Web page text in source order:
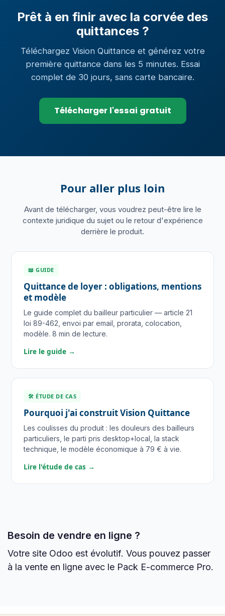
Prêt à en finir avec la corvée des
quittances ?
Téléchargez Vision Quittance et générez votre
première quittance dans les 5 minutes. Essai
complet de 30 jours, sans carte bancaire.
Télécharger l'essai gratuit
Pour aller plus loin
Avant de télécharger, vous voudrez peut-être lire le
contexte juridique du sujet ou le retour d'expérience
derrière le produit.
📖 GUIDE
Quittance de loyer : obligations, mentions
et modèle
Le guide complet du bailleur particulier — article 21
loi 89-462, envoi par email, prorata, colocation,
modèle. 8 min de lecture.
Lire le guide →
🛠 ÉTUDE DE CAS
Pourquoi j'ai construit Vision Quittance
Les coulisses du produit : les douleurs des bailleurs
particuliers, le parti pris desktop+local, la stack
technique, le modèle économique à 79 € à vie.
Lire l'étude de cas →
Besoin de vendre en ligne ?
Votre site Odoo est évolutif. Vous pouvez passer
à la vente en ligne avec le Pack E-commerce Pro.